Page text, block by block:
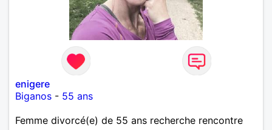
enigere
Biganos - 55 ans
Femme divorcé(e) de 55 ans recherche rencontre